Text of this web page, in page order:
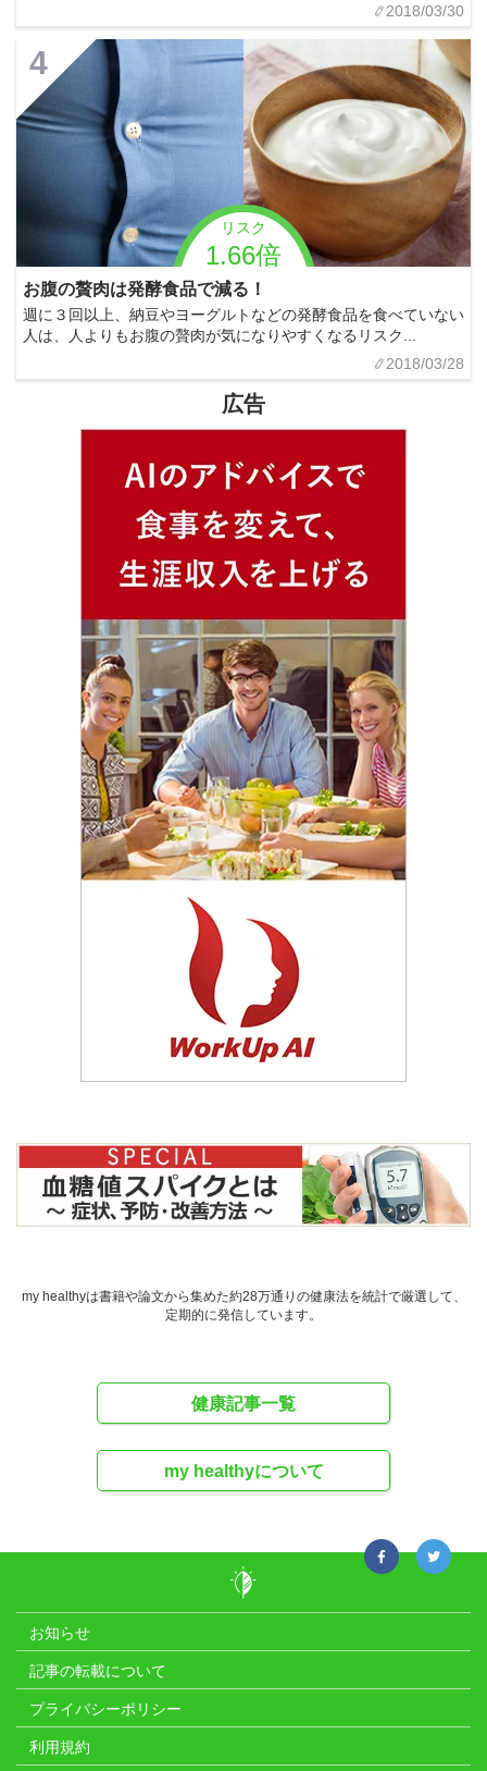
2018/03/30
リスク
1.66倍
4
お腹の贅肉は発酵食品で減る！
週に３回以上、納豆やヨーグルトなどの発酵食品を食べていない
人は、人よりもお腹の贅肉が気になりやすくなるリスク...
2018/03/28
広告
my healthyは書籍や論文から集めた約28万通りの健康法を統計で厳選して、
定期的に発信しています。
健康記事一覧
my healthyについて
お知らせ
記事の転載について
プライバシーポリシー
利用規約